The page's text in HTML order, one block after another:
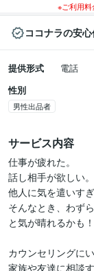
※ご利用
ココナラの安
提供形式
電話
性別
男性出品者
サービス内容
仕事が疲れた。
話し相手が欲しい。
他人に気を遣いすぎ
そんなとき、わず
と気が晴れるかも！
カウンセリングにい
家族や友達に相談